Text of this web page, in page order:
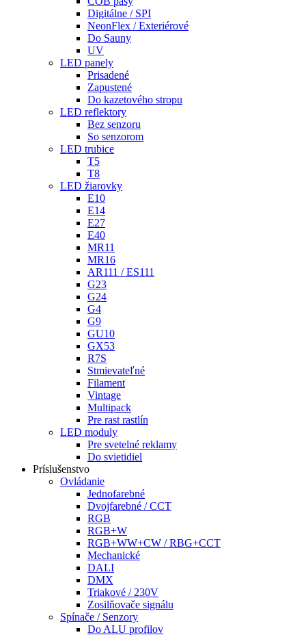
Digitálne / SPI
NeonFlex / Exteriérové
Do Sauny
UV
LED panely
Prisadené
Zapustené
Do kazetového stropu
LED reflektory
Bez senzoru
So senzorom
LED trubice
T5
T8
LED žiarovky
E10
E14
E27
E40
MR11
MR16
AR111 / ES111
G23
G24
G4
G9
GU10
GX53
R7S
Stmievateľné
Filament
Vintage
Multipack
Pre rast rastlín
LED moduly
Pre svetelné reklamy
Do svietidiel
Príslušenstvo
Ovládanie
Jednofarebné
Dvojfarebné / CCT
RGB
RGB+W
RGB+WW+CW / RBG+CCT
Mechanické
DALI
DMX
Triakové / 230V
Zosilňovače signálu
Spínače / Senzory
Do ALU profilov